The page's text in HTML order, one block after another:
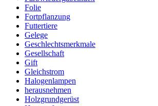
Folie
Fortpflanzung
Futtertiere
Gelege
Geschlechtsmerkmale
Gesellschaft
Gift
Gleichstrom
Halogenlampen
herausnehmen
Holzgrundgerüst